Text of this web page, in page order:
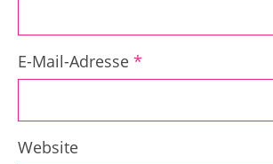
E-Mail-Adresse *
Website